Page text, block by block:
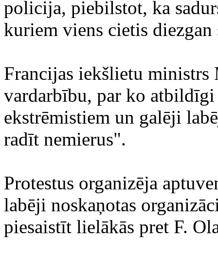
policija, piebilstot, ka
kuriem viens cietis diezgan
Francijas iekšlietu ministrs
vardarbību, par ko
ekstrēmistiem un galēji
radīt nemierus".
Protestus organizēja
labēji noskaņotas
piesaistīt lielākās pret F.